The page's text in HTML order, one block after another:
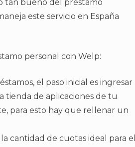
tan bueno del préstamo
este servicio en España
personal con Welp:
el paso inicial es ingresar
tienda de aplicaciones de tu
para esto hay que rellenar un
cantidad de cuotas ideal para